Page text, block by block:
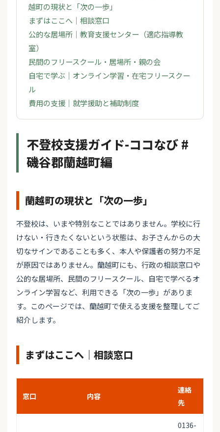
越町の現状と「次の一歩」
まずはここへ｜相談窓口
公的な居場所｜教育支援センター（適応指導教
室）
民間のフリースクール・居場所・親の会
自宅で学ぶ｜オンライン学習・在宅フリースクー
ル
費用の支援｜就学援助と補助制度
不登校支援ガイド-ココなび #
磯谷郡蘭越町編
蘭越町の現状と「次の一歩」
不登校は、いまや特別なことではありません。学校に行
けない・行きたくないという状態は、お子さんからの大
切なサインであることも多く、本人や保護者の努力不足
が原因ではありません。蘭越町にも、行政の相談窓口や
公的な居場所、民間のフリースクール、自宅で学べるオ
ンライン学習など、利用できる「次の一歩」がありま
す。このページでは、蘭越町で使える支援を整理してご
紹介します。
まずはここへ｜相談窓口
窓口 内容
連絡
先
0136-